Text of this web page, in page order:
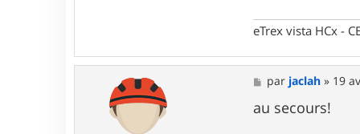
c
t
r
L
a
eTrex vista HCx -
M
e
s
s
par jaclah » 19
au secours!